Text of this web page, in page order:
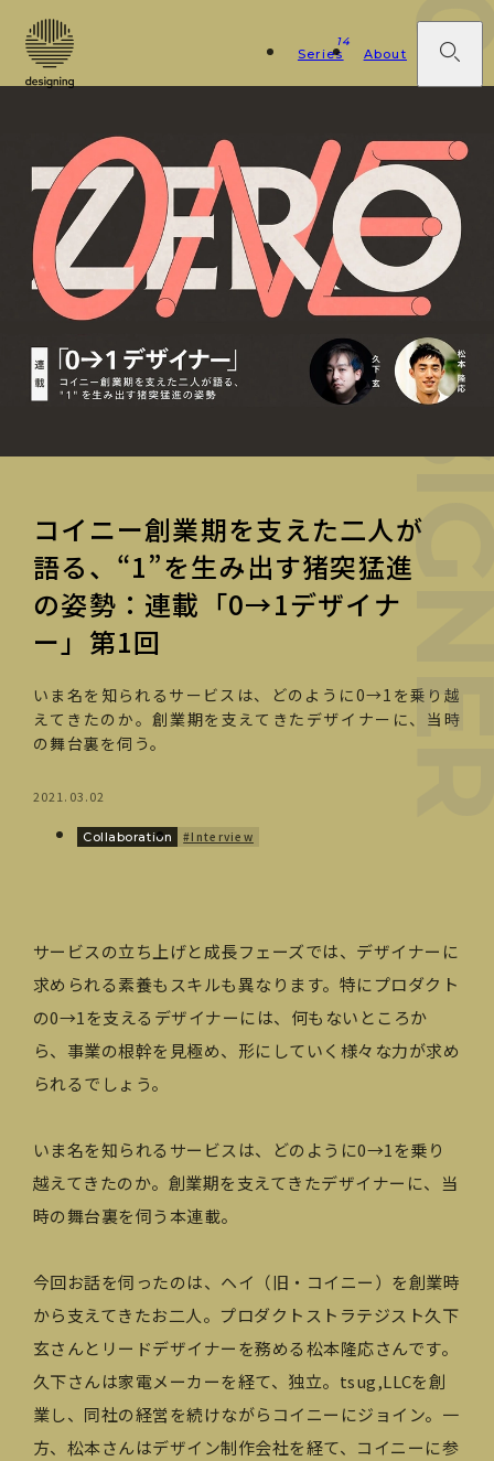
Series
14
About
コイニー創業期を支えた二人が
語る、“1”を生み出す猪突猛進
の姿勢：連載「0→1デザイナ
ー」第1回
いま名を知られるサービスは、どのように0→1を乗り越
えてきたのか。創業期を支えてきたデザイナーに、当時
の舞台裏を伺う。
2021.03.02
Collaboration #Interview
0→1
サービスの立ち上げと成長フェーズでは、デザイナーに
求められる素養もスキルも異なります。特にプロダクト
の0→1を支えるデザイナーには、何もないところか
ら、事業の根幹を見極め、形にしていく様々な力が求め
られるでしょう。
いま名を知られるサービスは、どのように0→1を乗り
越えてきたのか。創業期を支えてきたデザイナーに、当
時の舞台裏を伺う本連載。
今回お話を伺ったのは、ヘイ（旧・コイニー）を創業時
から支えてきたお二人。プロダクトストラテジスト久下
玄さんとリードデザイナーを務める松本隆応さんです。
久下さんは家電メーカーを経て、独立。tsug,LLCを創
業し、同社の経営を続けながらコイニーにジョイン。一
方、松本さんはデザイン制作会社を経て、コイニーに参